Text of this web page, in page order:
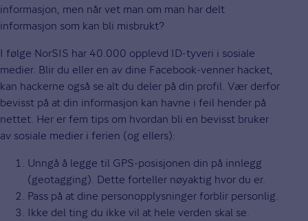
informasjon, men når vet man om man har delt
informasjon som kan bli misbrukt?
I følge NorSIS har 40.000 opplevd ID-tyveri i sosiale
medier. Blir du eller en av dine Facebook-venner hacket,
kan hackerne også se alt du deler på din profil. Vær derfor
bevisst på at din informasjon kan havne i feil hender på
nettet. Her er fem tips om hvordan bli en bevisst bruker
av sosiale medier i ferien (og ellers):
Unngå å legge til GPS-posisjonen din på innlegg
(geotagging). Dette forteller nøyaktig hvor du er.
Pass på at dine personopplysninger forblir personlig.
Ikke del ting du ikke vil at hele verden skal se.